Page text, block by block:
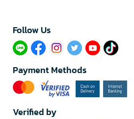
Follow Us​
Payment Methods
Verified by